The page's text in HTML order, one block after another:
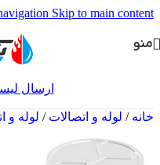
Skip to main content
منو
ارسال
خانه/ لوله و اتصالات/ لوله و